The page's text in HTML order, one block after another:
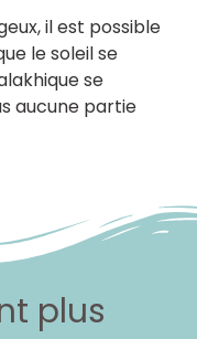
il est possible
le soleil se
se
aucune partie
plus